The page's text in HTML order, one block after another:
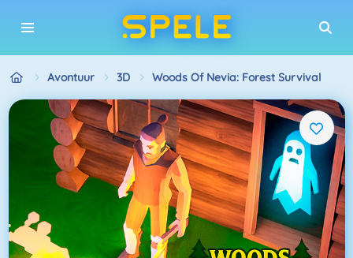
Avontuur 3D Woods Of Nevia: Forest Survival